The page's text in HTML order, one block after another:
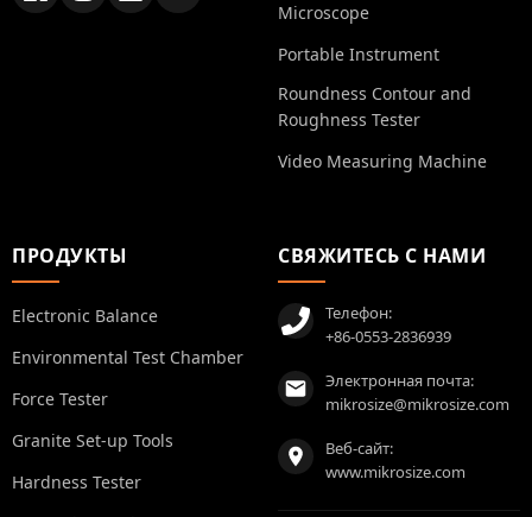
Microscope
Portable Instrument
Roundness Contour and
Roughness Tester
Video Measuring Machine
ПРОДУКТЫ
Electronic Balance
Environmental Test Chamber
Force Tester
Granite Set-up Tools
Hardness Tester
СВЯЖИТЕСЬ С НАМИ
Телефон:
+86-0553-2836939
Электронная почта:
mikrosize@mikrosize.com
Веб-сайт:
www.mikrosize.com